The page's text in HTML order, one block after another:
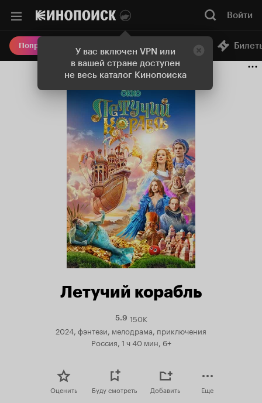
У вас включен VPN или
в вашей стране доступен
не весь каталог Кинопоиска
Войти
Попробовать Плюс Онлайн-кинотеатр
Летучий корабль
5.9Рейтинг
5.9
150K
2024, фэнтези, мелодрама, приключения
Россия, 1 ч 40 мин, 6+
Оценить Буду смотреть Добавить Еще